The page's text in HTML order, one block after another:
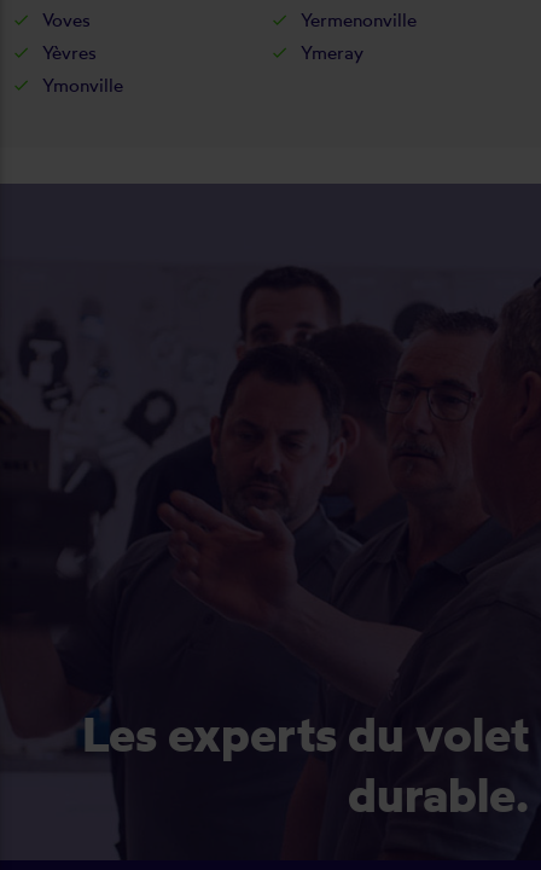
Voves
Yermenonville
Yèvres
Ymeray
Ymonville
Les experts du volet
durable.